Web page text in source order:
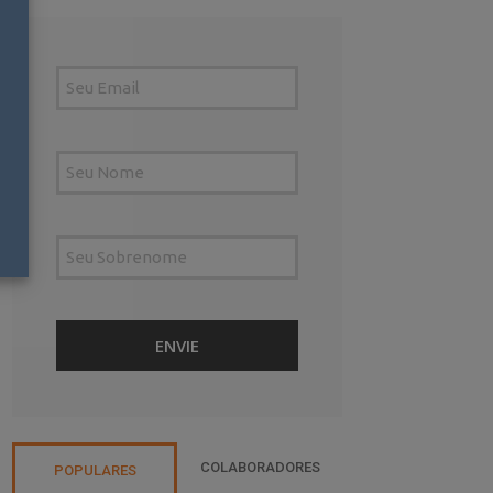
POPULARES COLABORADORES